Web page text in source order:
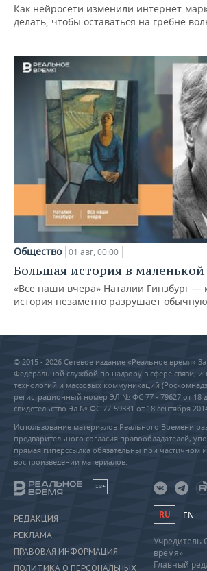
Как нейросети изменили интернет-
делать, чтобы оставаться на гребне
Общество 01 авг, 00:00
Большая история в
«Все наши вчера» Наталии Гинзбург —
история незаметно разрушает
© 2015 - 2026 Сетевое издание «Реальное время»
Федеральной службой по надзору в сфере связи,
технологий и массовых коммуникаций
регистрационный номер ЭЛ № ФС 77 - 79627 от 18
свидетельство Эл № ФС 77-59331 от 18 сентября
Использование материалов Реального Времени
предварительного согласия правообладателей,
прямая гиперссылка обязательны при частичном
воспроизведении материалов.
18+
РЕДАКЦИЯ
РЕКЛАМА
ПРАВОВАЯ ИНФОРМАЦИЯ
ПОЛИТИКА О ПЕРСОНАЛЬНЫХ
RU EN
Учредитель
время»
Главный